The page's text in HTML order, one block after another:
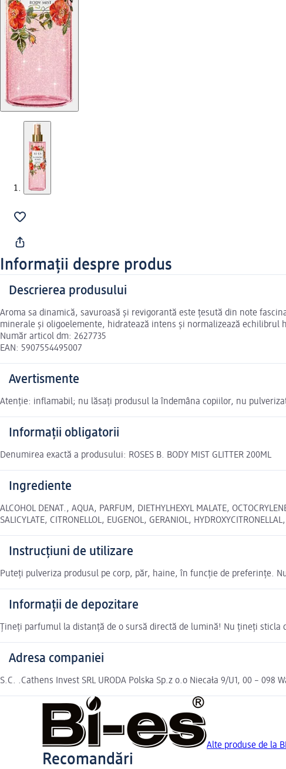
Informații despre produs
Descrierea produsului
Aroma sa dinamică, savuroasă și revigorantă este țesută din note
minerale și oligoelemente, hidratează intens și normalizează echilibrul
Număr articol dm: 2627735
EAN: 5907554495007
Avertismente
Atenție: inflamabil; nu lăsați produsul la îndemâna copiilor, nu
Informații obligatorii
Denumirea exactă a produsului: ROSES B. BODY MIST GLITTER 200ML
Ingrediente
ALCOHOL DENAT., AQUA, PARFUM, DIETHYLHEXYL MALATE,
SALICYLATE, CITRONELLOL, EUGENOL, GERANIOL,
Instrucțiuni de utilizare
Puteți pulveriza produsul pe corp, păr, haine, în funcție de preferințe.
Informații de depozitare
Țineți parfumul la distanță de o sursă directă de lumină! Nu țineți
Adresa companiei
S.C. .Cathens Invest SRL URODA Polska Sp.z o.o Niecała 9/U1, 00 – 098
Alte produse de la
Recomandări